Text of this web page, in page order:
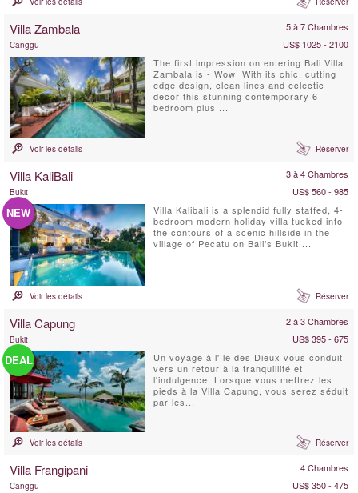
Villa Zambala 5 à 7 Chambres
Canggu
US$ 1025 - 2100
The first impression on entering Bali Villa
Zambala is - Wow! With its chic, cutting
edge design, clean lines and eclectic
decor this stunning contemporary 6
bedroom plus ...
Voir les détails Réserver
Villa KaliBali 3 à 4 Chambres
Bukit US$ 560 - 985
NEW
Villa Kalibali is a splendid fully staffed, 4-
bedroom modern holiday villa tucked into
the contours of a scenic hillside in the
village of Pecatu on Bali’s Bukit ...
Voir les détails Réserver
Villa Capung 2 à 3 Chambres
Bukit US$ 395 - 675
DEAL
Un voyage à l'île des Dieux vous conduit
vers un retour à la tranquillité et
l'indulgence. Lorsque vous mettrez les
pieds à la Villa Capung, vous serez séduit
par les...
Voir les détails Réserver
Villa Frangipani 4 Chambres
Canggu
US$ 350 - 475